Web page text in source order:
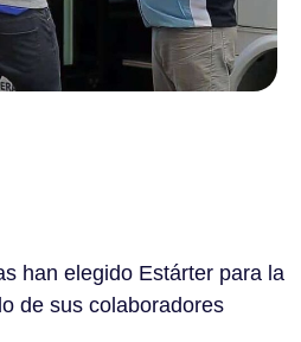
han elegido Estárter para la
de sus colaboradores